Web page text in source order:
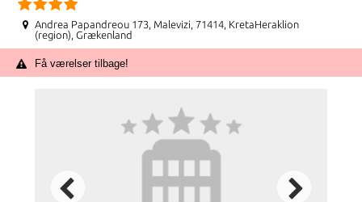
Andrea Papandreou 173, Malevizi, 71414, KretaHeraklion
(region), Grækenland
Få værelser tilbage!